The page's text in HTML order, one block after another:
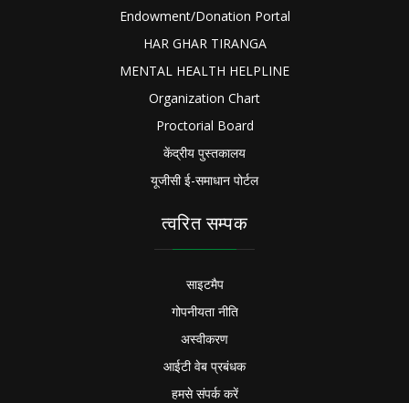
Endowment/Donation Portal
HAR GHAR TIRANGA
MENTAL HEALTH HELPLINE
Organization Chart
Proctorial Board
केंद्रीय पुस्तकालय
यूजीसी ई-समाधान पोर्टल
त्वरित सम्पक
साइटमैप
गोपनीयता नीति
अस्वीकरण
आईटी वेब प्रबंधक
हमसे संपर्क करें